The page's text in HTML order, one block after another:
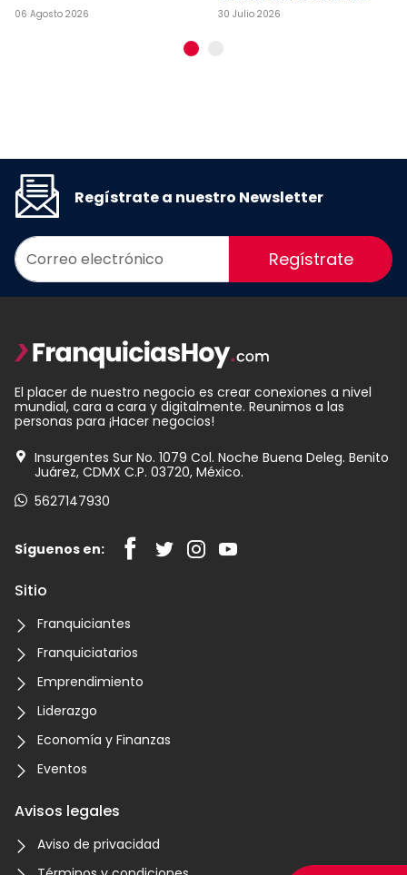
06 Agosto 2026 30 Julio 2026
Regístrate a nuestro Newsletter
Regístrate
El placer de nuestro negocio es crear conexiones a nivel
mundial, cara a cara y digitalmente. Reunimos a las
personas para ¡Hacer negocios!
Insurgentes Sur No. 1079 Col. Noche Buena Deleg. Benito
Juárez, CDMX C.P. 03720, México.
5627147930
Síguenos en:
Sitio
Franquiciantes
Franquiciatarios
Emprendimiento
Liderazgo
Economía y Finanzas
Eventos
Avisos legales
Aviso de privacidad